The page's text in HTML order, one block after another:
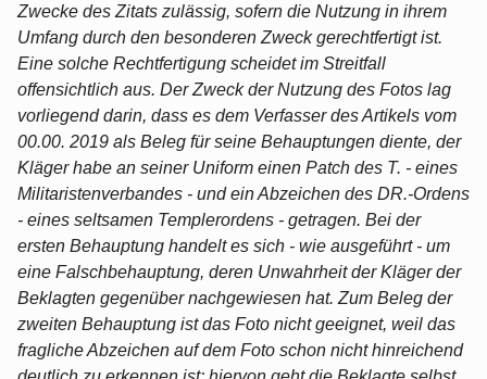
Zwecke des Zitats zulässig, sofern die Nutzung in ihrem
Umfang durch den besonderen Zweck gerechtfertigt ist.
Eine solche Rechtfertigung scheidet im Streitfall
offensichtlich aus. Der Zweck der Nutzung des Fotos lag
vorliegend darin, dass es dem Verfasser des Artikels vom
00.00. 2019 als Beleg für seine Behauptungen diente, der
Kläger habe an seiner Uniform einen Patch des T. - eines
Militaristenverbandes - und ein Abzeichen des DR.-Ordens
- eines seltsamen Templerordens - getragen. Bei der
ersten Behauptung handelt es sich - wie ausgeführt - um
eine Falschbehauptung, deren Unwahrheit der Kläger der
Beklagten gegenüber nachgewiesen hat. Zum Beleg der
zweiten Behauptung ist das Foto nicht geeignet, weil das
fragliche Abzeichen auf dem Foto schon nicht hinreichend